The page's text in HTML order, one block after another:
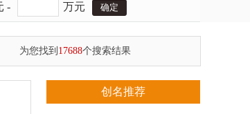
- 万元
为您找到 17688个搜索结果
创名推荐